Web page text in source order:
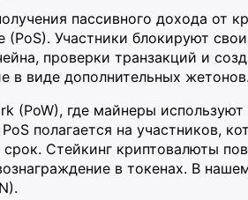
пассивного дохода от
Участники блокируют
проверки транзакций и
в виде дополнительных жетонов.
(PoW), где майнеры
полагается на участников,
Стейкинг криптовалюты
в токенах. В